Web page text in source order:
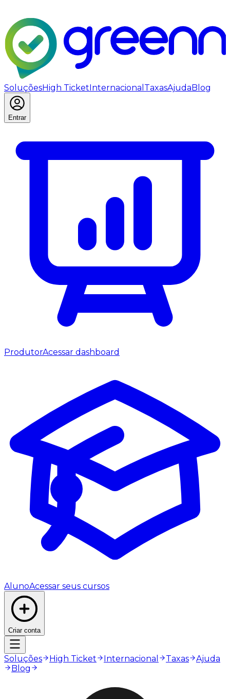
SoluçõesHigh TicketInternacional TaxasAjudaBlog
Entrar
ProdutorAcessar dashboard
AlunoAcessar seus cursos
Criar conta
Soluções High Ticket Internacional Taxas
Ajuda
Blog